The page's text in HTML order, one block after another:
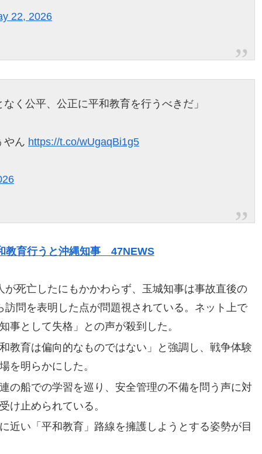
22, 2026
く公平、公正に平和教育を行うべきだ」
やん https://t.co/wUgaqBi1g5
教育行うと沖縄知事 47NEWS
死亡したにもかかわらず、玉城知事は事故直後の
問を表明した点が問題視されている。ネット上で
事として失格」との声が殺到した。
教育は偏向的なものではない」と強調し、戦争体験
を明らかにした。
の船での学習を巡り、安全管理の不備を問う声に対
け止められている。
近い「平和教育」路線を擁護しようとする姿勢が目